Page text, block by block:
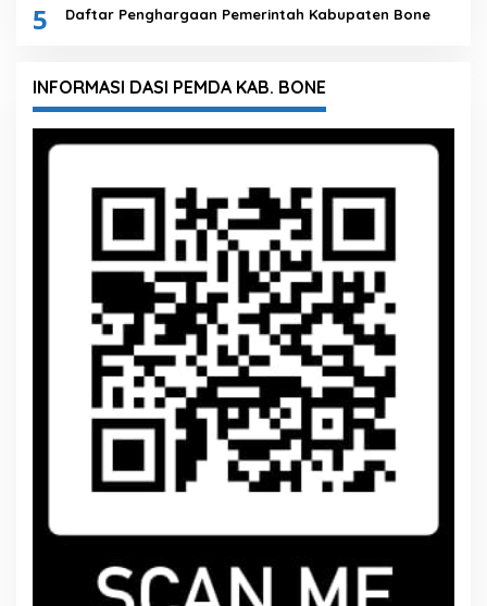
5 Daftar Penghargaan Pemerintah Kabupaten Bone
INFORMASI DASI PEMDA KAB. BONE